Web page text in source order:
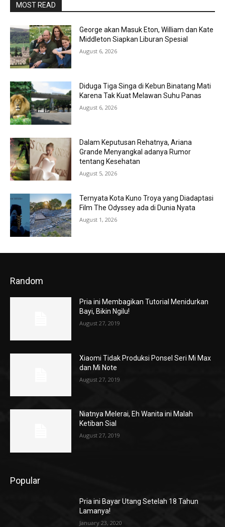
MOST READ
George akan Masuk Eton, William dan Kate
Middleton Siapkan Liburan Spesial
August 6, 2026
Diduga Tiga Singa di Kebun Binatang Mati
Karena Tak Kuat Melawan Suhu Panas
August 6, 2026
Dalam Keputusan Rehatnya, Ariana
Grande Menyangkal adanya Rumor
tentang Kesehatan
August 5, 2026
Ternyata Kota Kuno Troya yang Diadaptasi
Film The Odyssey ada di Dunia Nyata
August 1, 2026
Random
Pria ini Membagikan Tutorial Menidurkan
Bayi, Bikin Ngilu!
August 27, 2019
Xiaomi Tidak Produksi Ponsel Seri Mi Max
dan Mi Note
August 27, 2019
Niatnya Melerai, Eh Wanita ini Malah
Ketiban Sial
August 27, 2019
Popular
Pria ini Bayar Utang Setelah 18 Tahun
Lamanya!
January 23, 2020